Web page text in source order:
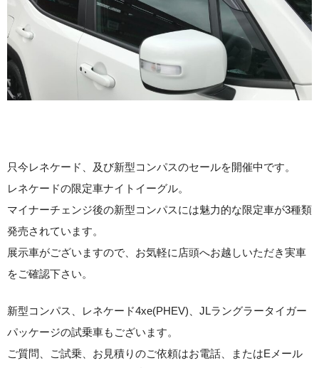
只今レネケード、及び新型コンパスのセールを開催中です。
レネケードの限定車ナイトイーグル。
マイナーチェンジ後の新型コンパスには魅力的な限定車が3種類
発売されています。
展示車がございますので、お気軽に店頭へお越しいただき実車
をご確認下さい。
新型コンパス、レネケード4xe(PHEV)、JLラングラータイガー
パッケージの試乗車もございます。
ご質問、ご試乗、お見積りのご依頼はお電話、またはEメール